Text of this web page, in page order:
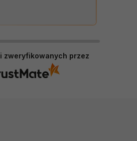
nerwów. Sklep bez
zweryfikowanych przez